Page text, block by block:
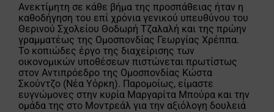
Ανεκτίμητη σε κάθε βήμα της προσπάθειας ήταν η
καθοδήγηση του επί χρόνια γενικού υπευθύνου του
Θερινού Σχολείου Θοδωρή Τζαλαλή και της πρώην
γραμματέως της Ομοσπονδίας Γεωργίας Χρέππα.
Το κοπιώδες έργο της διαχείρισης των
οικονομικών υποθέσεων πιστώνεται πρωτίστως
στον Αντιπρόεδρο της Ομοσπονδίας Κώστα
Σκούντζο (Νέα Υόρκη). Παρομοίως, είμαστε
ευγνώμονες στην κυρία Μαργαρίτα Μπούρα και την
ομάδα της στο Μοντρεάλ για την αξιόλογη δουλειά